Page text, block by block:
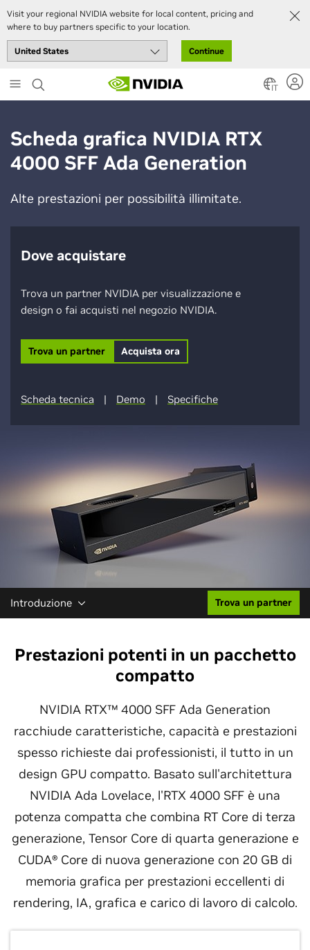
Visit your regional NVIDIA website for local content, pricing and
where to buy partners specific to your location.
Continue
to
main
IT
Scheda grafica NVIDIA RTX
4000 SFF Ada Generation
Alte prestazioni per possibilità illimitate.
Dove acquistare
Trova un partner NVIDIA per visualizzazione e
design o fai acquisti nel negozio NVIDIA.
Trova un partner Acquista ora
Scheda tecnica | Demo | Specifiche
Introduzione Trova un partner
Prestazioni potenti in un pacchetto
compatto
NVIDIA RTX™ 4000 SFF Ada Generation
racchiude caratteristiche, capacità e prestazioni
spesso richieste dai professionisti, il tutto in un
design GPU compatto. Basato sull'architettura
NVIDIA Ada Lovelace, l'RTX 4000 SFF è una
potenza compatta che combina RT Core di terza
generazione, Tensor Core di quarta generazione e
CUDA® Core di nuova generazione con 20 GB di
memoria grafica per prestazioni eccellenti di
rendering, IA, grafica e carico di lavoro di calcolo.